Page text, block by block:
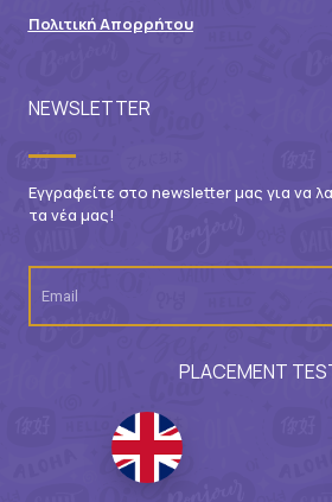
Πολιτική Απορρήτου
NEWSLETTER
Εγγραφείτε στο newsletter μας για να
τα νέα μας!
PLACEMENT